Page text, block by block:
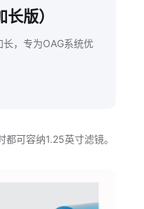
版）
，专为OAG系统优
可容纳1.25英寸滤镜。